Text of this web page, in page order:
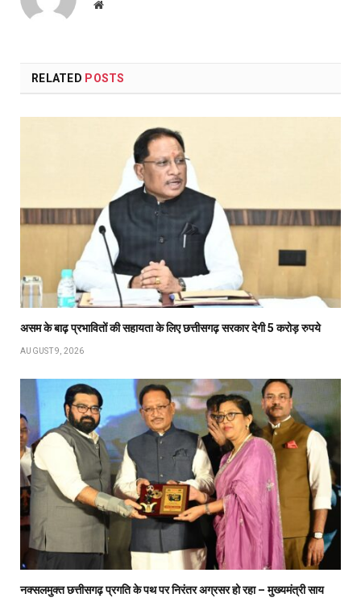
Website
RELATED POSTS
असम के बाढ़ प्रभावितों की सहायता के लिए छत्तीसगढ़ सरकार देगी 5 करोड़ रुपये
AUGUST 9, 2026
नक्सलमुक्त छत्तीसगढ़ प्रगति के पथ पर निरंतर अग्रसर हो रहा – मुख्यमंत्री साय